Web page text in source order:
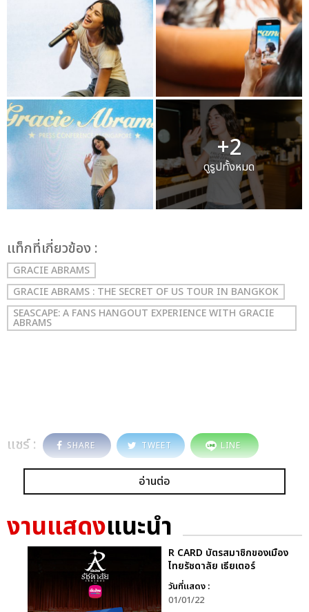
+2
ดูรูปทั้งหมด
เเท็กที่เกี่ยวข้อง :
GRACIE ABRAMS
GRACIE ABRAMS : THE SECRET OF US TOUR IN BANGKOK
SEASCAPE: A FANS HANGOUT EXPERIENCE WITH GRACIE
ABRAMS
แชร์ : SHARE TWEET LINE
อ่านต่อ
งานแสดงแนะนำ
R CARD บัตรสมาชิกของเมือง
ไทยรัชดาลัย เธียเตอร์
วันที่แสดง :
01/01/22